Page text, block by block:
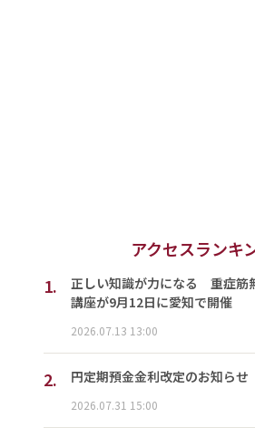
アクセスランキ
1.
正しい知識が力になる 重症筋
講座が9月12日に愛知で開催
2026.07.13 13:00
2. 円定期預金金利改定のお知らせ
2026.07.31 15:00